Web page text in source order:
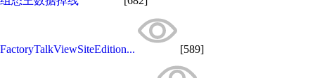
FactoryTalkViewSiteEdition... [589]